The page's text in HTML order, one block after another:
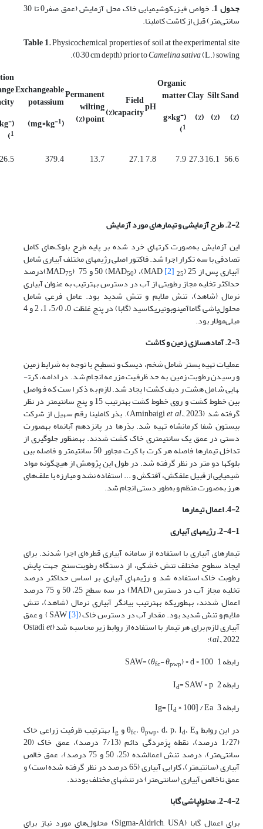
جدول 1. خواص فیزیکوشیمیایی خاک محل آزمایش (عمق صفر0 تا 30
سانتی‌متر) قبل از کاشت کاملینا.
Table 1.Physicochemical properties of soil at the experimental site
(0–30 cm depth) prior toCamelina sativa(L.) sowing.
Sand
(%)
Silt
(%)
Clay
(%)
Organic
matter
(g
×kg-
1
)
pH
Field
capacity(%)
Permanent
wilting
point (%)
Exchangeable
potassium
(mg
×kg-1
)
(Cmolc
kg-
1
)
56.6
16.1
27.3
7.9
7.8
27.1
13.7
379.4
26.5
2-2. طرح آزمایشی و تیمارهای مورد آزمایش
این آزمایش به‌صورت کرت­های خرد شده بر پایه طرح بلوک‌های کامل
تصادفی با سه تکرار اجرا شد. فاکتور اصلی رژیم­های مختلف آبیاری شامل
آبیاری پس از 25 (MAD [2] 25 )، 50 (MAD 50) و 75 (MAD 75 )درصد
حداکثر تخلیه مجاز رطوبتی از آب در دسترس به­ترتیب به عنوان آبیاری
نرمال (شاهد)، تنش ملایم و تنش شدید بود. عامل فرعی شامل
محلول‌پاشی گاما­آمینوبوتیریک­اسید (گابا) در پنج غلظت 0، 5/0، 1، 2 و 4
میلی‌مولار بود.
2-3. آماده
سازی زمین و کاشت
عملیات تهیه بستر شامل شخم، دیسک و تسطیح با توجه به شرایط زمین
و رسیدن رطوبت زمین به حد ظرفیت مزرعه انجام شد. در ادامه، کرت­
هایی شامل هشت ردیف کشت ایجاد شد. لازم به ذکر است که فواصل
بین خطوط کشت و روی خطوط کشت به­ترتیب 15 و پنج سانتی­متر در نظر
گرفته شد (Aminbaigi et al., 2023). بذر کاملینا رقم سهیل از شرکت
بیستون شفا کرمانشاه تهیه شد. بذرها در پانزدهم آبان­ماه به­صورت
دستی در عمق یک سانتی­متری خاک کشت شدند. به­منظور جلوگیری از
تداخل تیمارها فاصله هر کرت با کرت مجاور 50 سانتی­متر و فاصله بین
بلوک­ها دو متر در نظر گرفته شد. در طول این پژوهش از هیچگونه مواد
شیمیایی از قبیل علف­کش، آفت­کش و ... استفاده نشد و ﻣﺒﺎرزه ﺑﺎ علف‌های
هرز ﺑﻪ­ﺻﻮرت ﻣﻨﻈﻢ و ﺑه­ﻄﻮر دﺳﺘﯽ اﻧﺠﺎم ﺷﺪ.
4-2. اعمال تیمارها
2-4-1. ر ژیم­های آبیاری
تیمارهای آبیاری با استفاده از سامانه آبیاری قطره‌ای اجرا شدند. برای
ایجاد سطوح مختلف تنش خشکی، از دستگاه رطوبت‌سنج جهت پایش
رطوبت خاک استفاده شد و رژیم­های آبیاری بر اساس حداکثر درصد
تخلیه مجاز آب در دسترس (MAD) در سه سطح 25، 50 و 75 درصد
اعمال شدند، به­طوری­که به­ترتیب بیانگر آبیاری نرمال (شاهد)، تنش
ملایم و تنش شدید بود. مقدار آب در دسترس خاک (SAW[3] ) و عمق
آبیاری لازم برای هر تیمار با استفاده از روابط زیر محاسبه شد (Ostadiet
al.,2022):
رابطه 1
SAW= (θfc-θpwp) × d × 100
رابطه 2
Id= SAW × p
رابطه 3
Ig= [Id× 100] / Ea
در این روابط θ
fc، θpwp، d، p، Id، Ea و I g به­ترتیب ظرفیت زراعی خاک
(1/27 درصد)، نقطه پژمردگی دائم (7/13 درصد)، عمق خاک (20
سانتی‌متر)، درصد تنش اعمال­شده (25، 50 و 75 درصد)، عمق خالص
آبیاری (سانتی­متر)، کارایی آبیاری (65 درصد در نظر گرفته شده است) و
عمق ناخالص آبیاری (سانتی‌متر) در تنش­های مختلف بودند.
2-4-2. محلول­پاشی گابا
برای اعمال گابا (Sigma‑Aldrich, USA) محلول‌های مورد نیاز برای